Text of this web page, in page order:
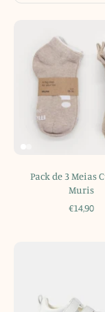
Pack de 3 Meias
Muris
€14,90